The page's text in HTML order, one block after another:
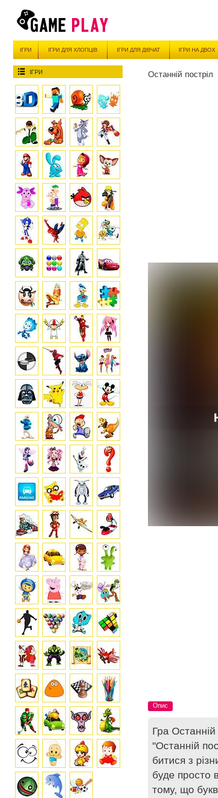
ІГРИ ІГРИ ДЛЯ ХЛОПЦІВ ІГРИ ДЛЯ ДІВЧАТ ІГРИ НА ДВОХ
ІГРИ Останній постріл
Опис
Гра Останній
"Останній
битися з
буде просто
тому, що